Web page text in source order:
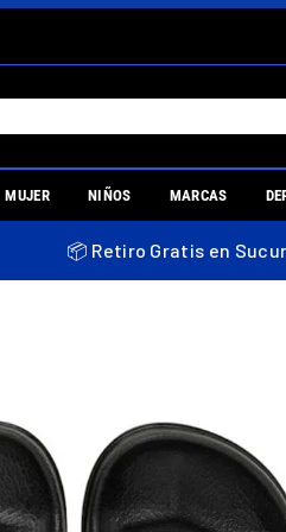
MUJER NIÑOS MARCAS
📦 Retiro Gratis en
MÁS BUSCADOS